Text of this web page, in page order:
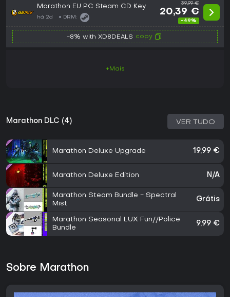
Marathon EU PC Steam CD Key
há 2d DRM:
39,99 €
20,39 €
-49%
-8% with XD8DEALS copy
+Mais
Marathon DLC (4) VER TUDO
Marathon Deluxe Upgrade 19,99 €
Marathon Deluxe Edition N/A
Marathon Steam Bundle - Spectral
Mist
Grátis
Marathon Seasonal LUX Fun//Police
Bundle
9,99 €
Sobre Marathon